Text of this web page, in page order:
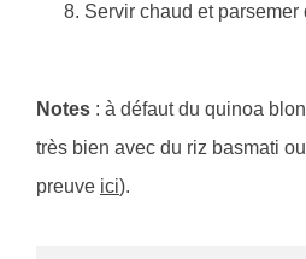
Servir chaud et parsemer
Notes : à défaut du quinoa
très bien avec du riz basmati
preuve ici).